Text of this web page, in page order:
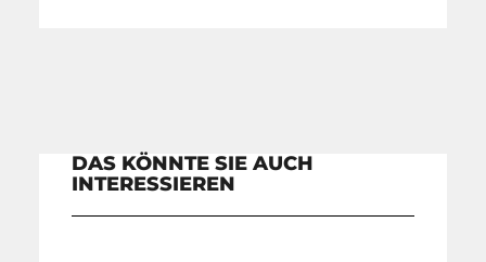
DAS KÖNNTE SIE AUCH
INTERESSIEREN